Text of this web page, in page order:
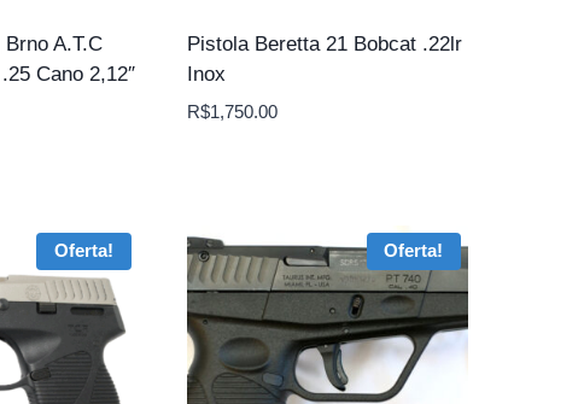
A.T.C
Cano 2,12″
Pistola Beretta 21 Bobcat .22lr
Inox
R$1,750.00
Oferta! Oferta!